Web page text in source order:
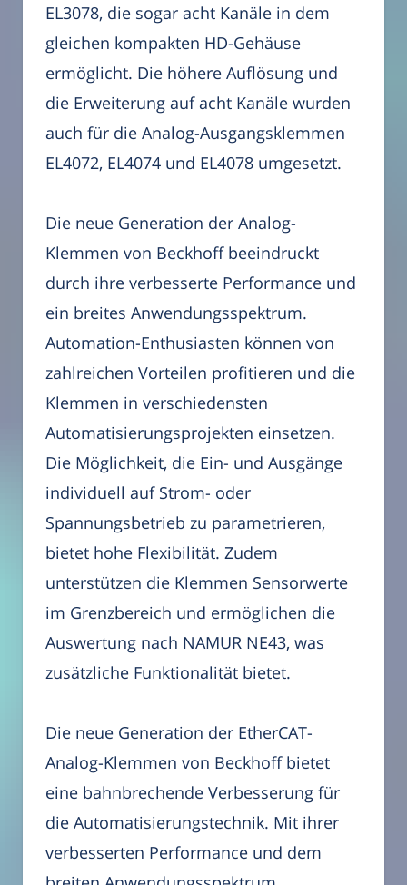
EL3078, die sogar acht Kanäle in dem
gleichen kompakten HD-Gehäuse
ermöglicht. Die höhere Auflösung und
die Erweiterung auf acht Kanäle wurden
auch für die Analog-Ausgangsklemmen
EL4072, EL4074 und EL4078 umgesetzt.
Die neue Generation der Analog-
Klemmen von Beckhoff beeindruckt
durch ihre verbesserte Performance und
ein breites Anwendungsspektrum.
Automation-Enthusiasten können von
zahlreichen Vorteilen profitieren und die
Klemmen in verschiedensten
Automatisierungsprojekten einsetzen.
Die Möglichkeit, die Ein- und Ausgänge
individuell auf Strom- oder
Spannungsbetrieb zu parametrieren,
bietet hohe Flexibilität. Zudem
unterstützen die Klemmen Sensorwerte
im Grenzbereich und ermöglichen die
Auswertung nach NAMUR NE43, was
zusätzliche Funktionalität bietet.
Die neue Generation der EtherCAT-
Analog-Klemmen von Beckhoff bietet
eine bahnbrechende Verbesserung für
die Automatisierungstechnik. Mit ihrer
verbesserten Performance und dem